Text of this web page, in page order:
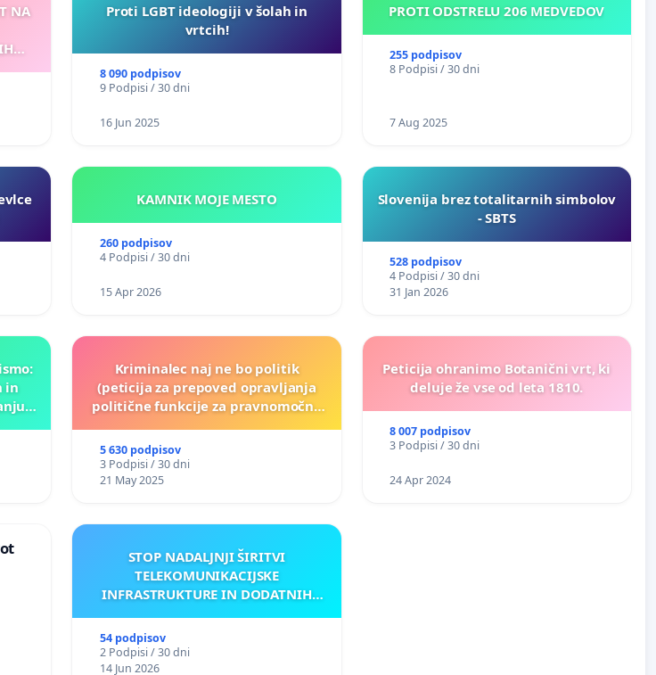
NA
Proti LGBT ideologiji v šolah in
vrtcih!
8 090 podpisov
9 Podpisi / 30 dni
16 Jun 2025
PROTI ODSTRELU 206 MEDVEDOV
255 podpisov
8 Podpisi / 30 dni
7 Aug 2025
KAMNIK MOJE MESTO
260 podpisov
4 Podpisi / 30 dni
15 Apr 2026
Slovenija brez totalitarnih simbolov
- SBTS
528 podpisov
4 Podpisi / 30 dni
31 Jan 2026
in
Kriminalec naj ne bo politik
(peticija za prepoved opravljanja
politične funkcije za pravnomočno
5 630 podpisov
3 Podpisi / 30 dni
21 May 2025
Peticija ohranimo Botanični vrt, ki
deluje že vse od leta 1810.
8 007 podpisov
3 Podpisi / 30 dni
24 Apr 2024
STOP NADALJNJI ŠIRITVI
TELEKOMUNIKACIJSKE
INFRASTRUKTURE IN DODATNIH
54 podpisov
2 Podpisi / 30 dni
14 Jun 2026